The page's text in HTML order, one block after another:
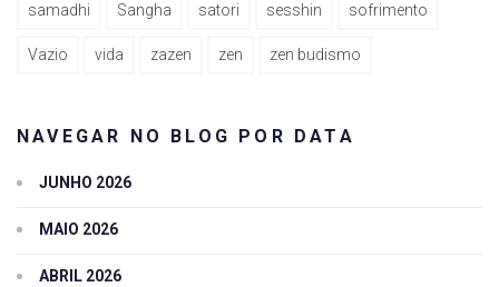
samadhi Sangha satori sesshin sofrimento
Vazio vida zazen zen zen budismo
NAVEGAR NO BLOG POR DATA
JUNHO 2026
MAIO 2026
ABRIL 2026